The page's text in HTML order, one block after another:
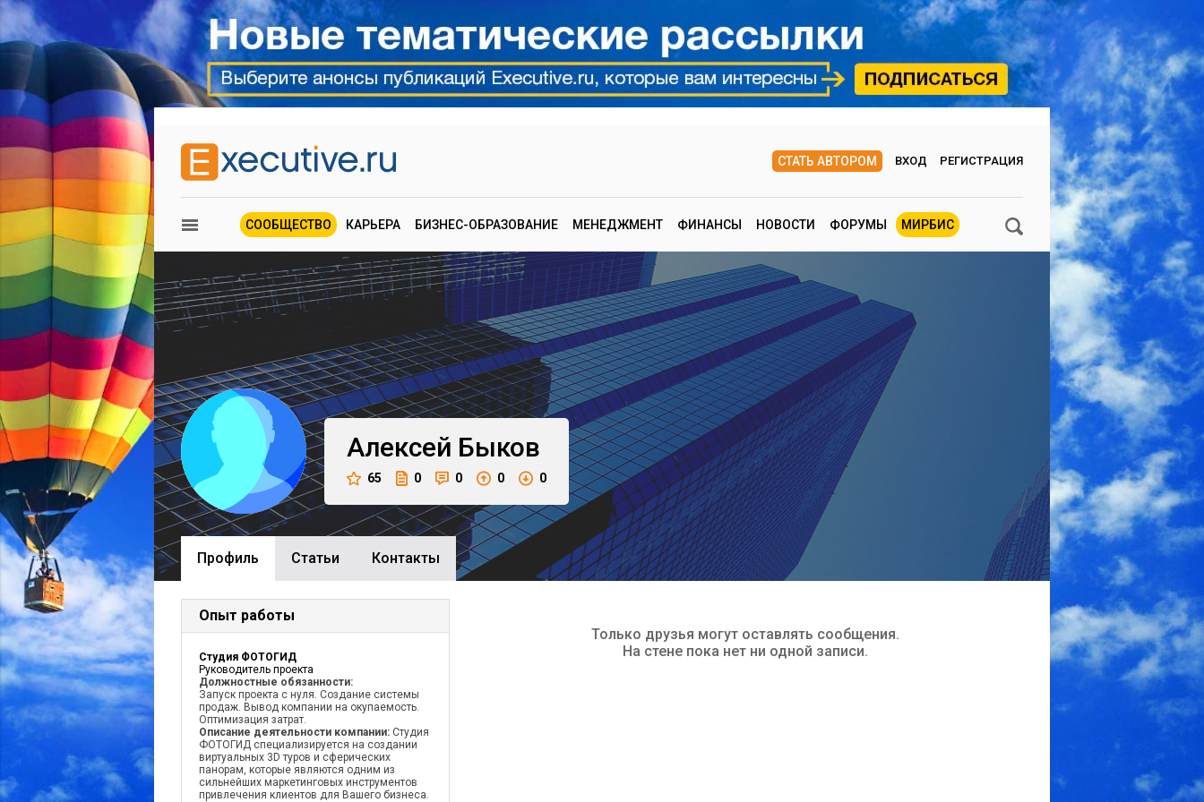
СТАТЬ АВТОРОМ ВХОД РЕГИСТРАЦИЯ
СООБЩЕСТВО КАРЬЕРА БИЗНЕС-ОБРАЗОВАНИЕ МЕНЕДЖМЕНТ ФИНАНСЫ НОВОСТИ ФОРУМЫ МИРБИС
Алексей Быков
65 0 0 0 0
Профиль Cтатьи Контакты
Опыт работы
Студия ФОТОГИД
Руководитель проекта
Должностные обязанности:
Запуск проекта с нуля. Создание системы
продаж. Вывод компании на окупаемость.
Оптимизация затрат.
Описание деятельности компании: Студия
ФОТОГИД специализируется на создании
виртуальных 3D туров и сферических
панорам, которые являются одним из
сильнейших маркетинговых инструментов
привлечения клиентов для Вашего бизнеса.
Только друзья могут оставлять сообщения.
На стене пока нет ни одной записи.